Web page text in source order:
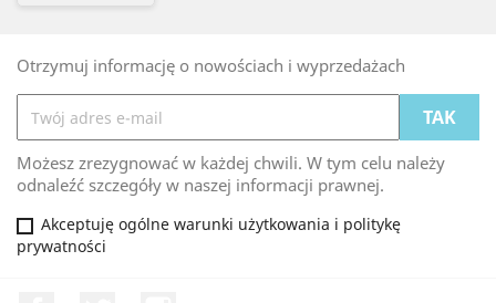
Otrzymuj informację o nowościach i wyprzedażach
Możesz zrezygnować w każdej chwili. W tym celu należy
odnaleźć szczegóły w naszej informacji prawnej.
Akceptuję ogólne warunki użytkowania i politykę
prywatności